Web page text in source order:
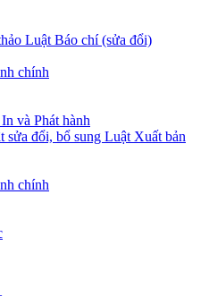
Luật Báo chí (sửa đổi)
chính
và Phát hành
sửa đổi, bổ sung Luật Xuất bản
chính